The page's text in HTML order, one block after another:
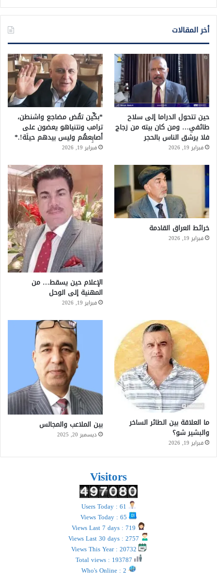
أخر المقالات
حين تتحول الدراما إلى سلاح
طائفي… ومن كان بيته من زجاج
فلا يرشق الناس بالحجر
فبراير 19, 2026
*بكِّين تقُض مضاجع واشنطن،
ترامب ونتنياهو يعضون على
أصابِعهُم وليس بيدهم حيلَة!.*
فبراير 19, 2026
خرائط العراق القادمة
فبراير 19, 2026
الإعلام حين يسقط… من
المهنية إلى الوحل
فبراير 19, 2026
ما العلاقة بين الطائر الساخر
والبشير شو؟
فبراير 19, 2026
بين الملاعب والمجالس
ديسمبر 20, 2025
Visitors